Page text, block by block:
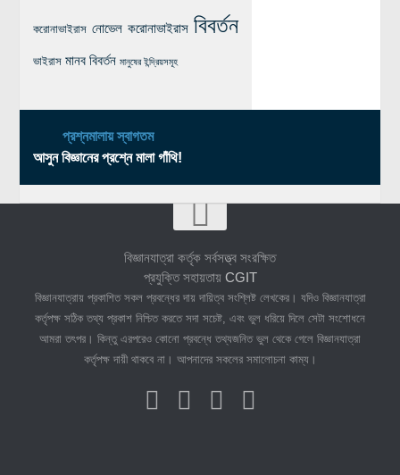
করোনাভাইরাস নোভেল করোনাভাইরাস বিবর্তন
ভাইরাস মানব বিবর্তন মানুষের ইন্দ্রিয়সমূহ
প্রশ্নমালায় স্বাগতম
আসুন বিজ্ঞানের প্রশ্নে মালা গাঁথি!
বিজ্ঞানযাত্রা কর্তৃক সর্বসত্ত্ব সংরক্ষিত
প্রযুক্তি সহায়তায় CGIT
বিজ্ঞানযাত্রায় প্রকাশিত সকল প্রবন্ধের দায় দায়িত্ব সংশ্লিষ্ট লেখকের। যদিও বিজ্ঞানযাত্রা
কর্তৃপক্ষ সঠিক তথ্য প্রকাশ নিশ্চিত করতে সদা সচেষ্ট, এবং ভুল ধরিয়ে দিলে সেটা সংশোধনে
আমরা তৎপর। কিন্তু এরপরেও কোনো প্রবন্ধে তথ্যজনিত ভুল থেকে গেলে বিজ্ঞানযাত্রা
কর্তৃপক্ষ দায়ী থাকবে না। আপনাদের সকলের সমালোচনা কাম্য।